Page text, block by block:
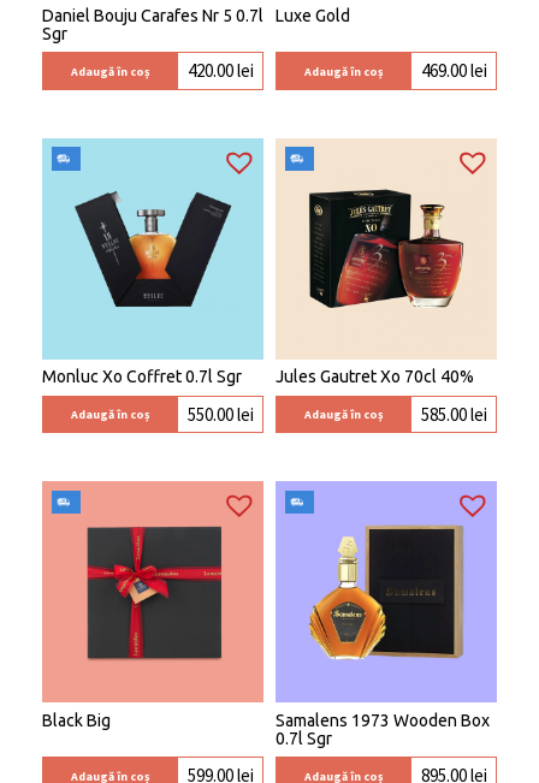
Daniel Bouju Carafes Nr 5 0.7l
Sgr
Adaugă în coș 420.00lei
Luxe Gold
Adaugă în coș 469.00lei
Monluc Xo Coffret 0.7l Sgr
Adaugă în coș 550.00lei
Jules Gautret Xo 70cl 40%
Adaugă în coș 585.00lei
Black Big
Adaugă în coș 599.00lei
Samalens 1973 Wooden Box
0.7l Sgr
Adaugă în coș 895.00lei